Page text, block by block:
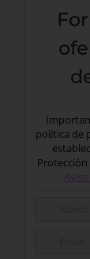
política de
Protección